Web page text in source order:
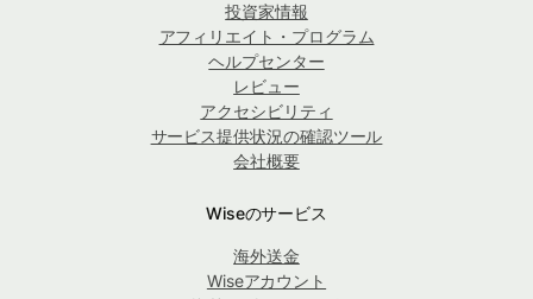
投資家情報
アフィリエイト・プログラム
ヘルプセンター
レビュー
アクセシビリティ
サービス提供状況の確認ツール
会社概要
Wiseのサービス
海外送金
Wiseアカウント